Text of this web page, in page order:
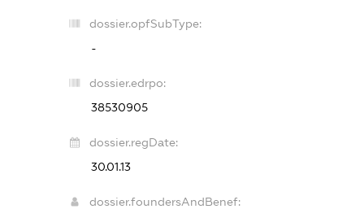
dossier.opfSubType:
-
dossier.edrpo:
38530905
dossier.regDate:
30.01.13
dossier.foundersAndBenef: